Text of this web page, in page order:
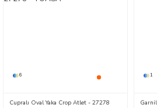
6
Cupralı Oval Yaka Crop Atlet - 27278
1